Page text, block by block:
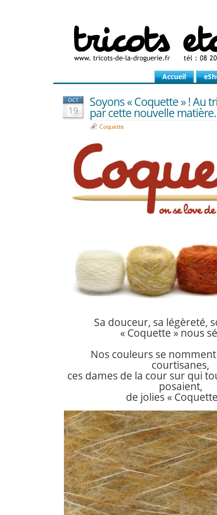
Accueil
OCT
19
Soyons « Coquette » ! Au
par cette nouvelle matière.
Coquette
Sa douceur, sa légèreté,
« Coquette » nous
Nos couleurs se
courtisanes,
ces dames de la cour sur qui
posaient,
de jolies «